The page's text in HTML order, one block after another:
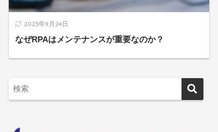
2023年9月24日
なぜRPAはメンテナンスが重要なのか？